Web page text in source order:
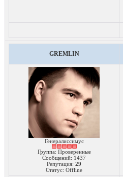
GREMLIN
Генералиссимус
Группа: Проверенные
Сообщений: 1437
Репутация: 29
Статус: Offline